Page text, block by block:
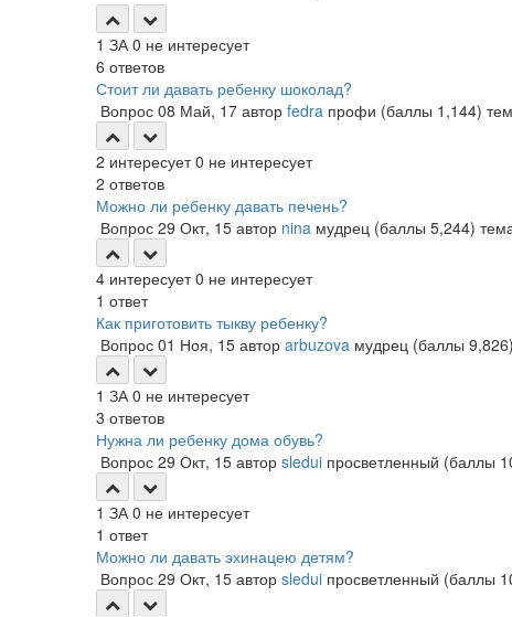
1 ЗА 0 не интересует
6 ответов
Стоит ли давать ребенку шоколад?
Вопрос 08 Май, 17 автор fedra профи (баллы 1,144)
2 интересует 0 не интересует
2 ответов
Можно ли ребенку давать печень?
Вопрос 29 Окт, 15 автор nina мудрец (баллы 5,244)
4 интересует 0 не интересует
1 ответ
Как приготовить тыкву ребенку?
Вопрос 01 Ноя, 15 автор arbuzova мудрец (баллы 9,826)
1 ЗА 0 не интересует
3 ответов
Нужна ли ребенку дома обувь?
Вопрос 29 Окт, 15 автор sledui просветленный (баллы
1 ЗА 0 не интересует
1 ответ
Можно ли давать эхинацею детям?
Вопрос 29 Окт, 15 автор sledui просветленный (баллы